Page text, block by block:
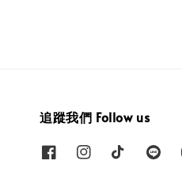
追蹤我們 Follow us